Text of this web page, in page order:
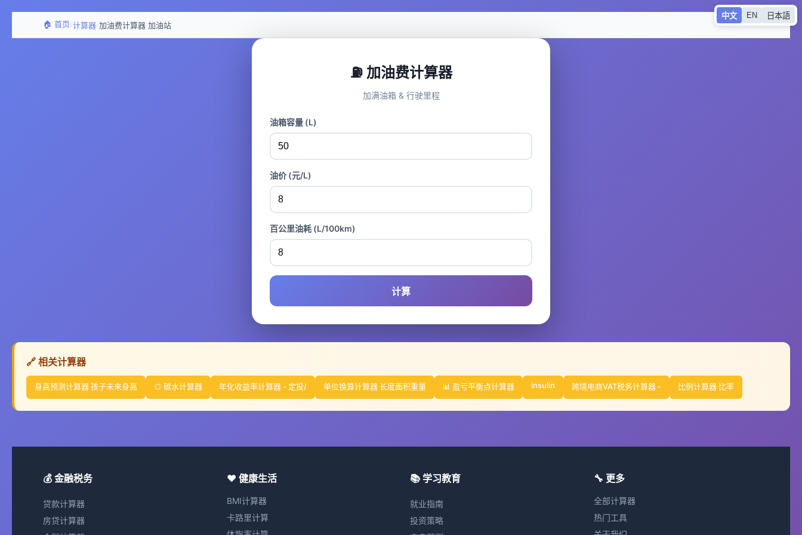
🏠 首页›计算器›加油费计算器 加油站
中文 EN 日本語
⛽ 加油费计算器
加满油箱 & 行驶里程
油箱容量 (L)
油价 (元/L)
百公里油耗 (L/100km)
计算
🔗 相关计算器
身高预测计算器 孩子未来身高 🍞 碳水计算器 年化收益率计算器 - 定投/ 单位换算计算器 长度面积重量 📊 盈亏平衡点计算器 insulin 跨境电商VAT税务计算器 - 比例计算器 比率
💰 金融税务
贷款计算器
房贷计算器
❤️ 健康生活
BMI计算器
卡路里计算
📚 学习教育
就业指南
投资策略
🔧 更多
全部计算器
热门工具